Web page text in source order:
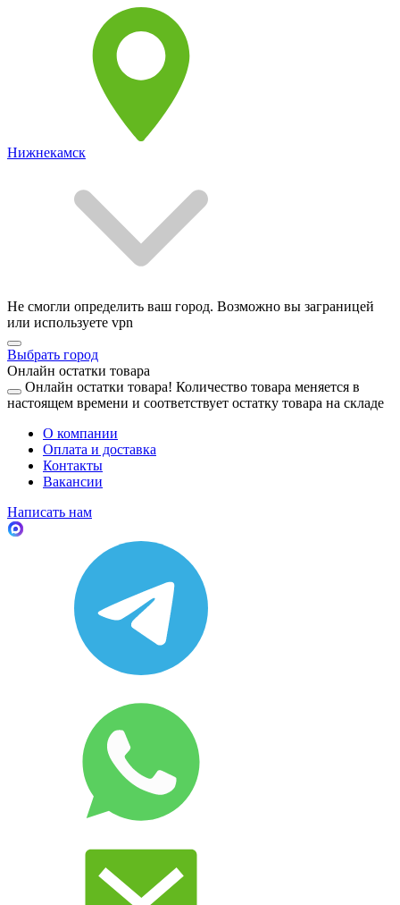
Нижнекамск
Не смогли определить ваш город. Возможно вы заграницей
или используете vpn
Выбрать город
Онлайн остатки товара
Онлайн остатки товара! Количество товара меняется в
настоящем времени и соответствует остатку товара на складе
О компании
Оплата и доставка
Контакты
Вакансии
Написать нам